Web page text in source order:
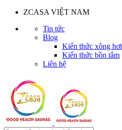
ZCASA VIỆT NAM
Tin tức
Blog
Kiến thức xông hơi
Kiến thức bồn tắm
Liên hệ